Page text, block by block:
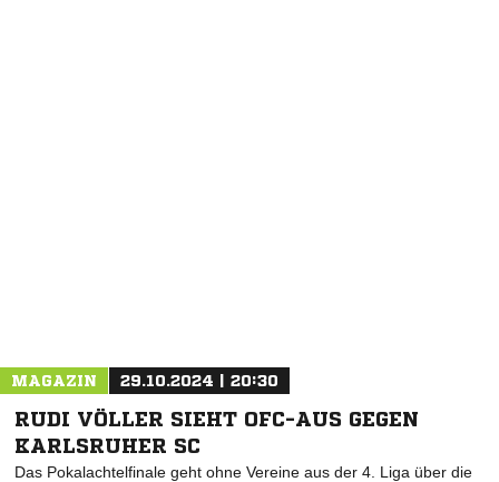
MAGAZIN 29.10.2024 | 20:30
RUDI VÖLLER SIEHT OFC-AUS GEGEN
KARLSRUHER SC
Das Pokalachtelfinale geht ohne Vereine aus der 4. Liga über die